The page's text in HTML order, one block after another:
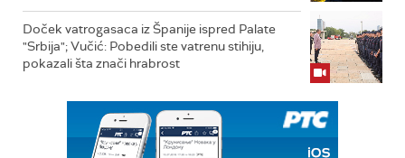
Doček vatrogasaca iz Španije ispred Palate
"Srbija"; Vučić: Pobedili ste vatrenu stihiju,
pokazali šta znači hrabrost